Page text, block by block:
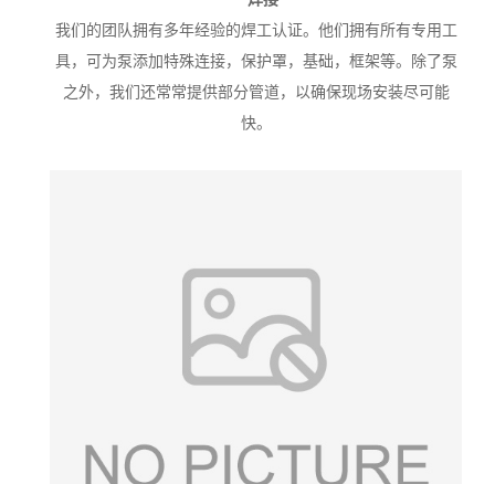
我们的团队拥有多年经验的焊工认证。他们拥有所有专用工
具，可为泵添加特殊连接，保护罩，基础，框架等。除了泵
之外，我们还常常提供部分管道，以确保现场安装尽可能
快。